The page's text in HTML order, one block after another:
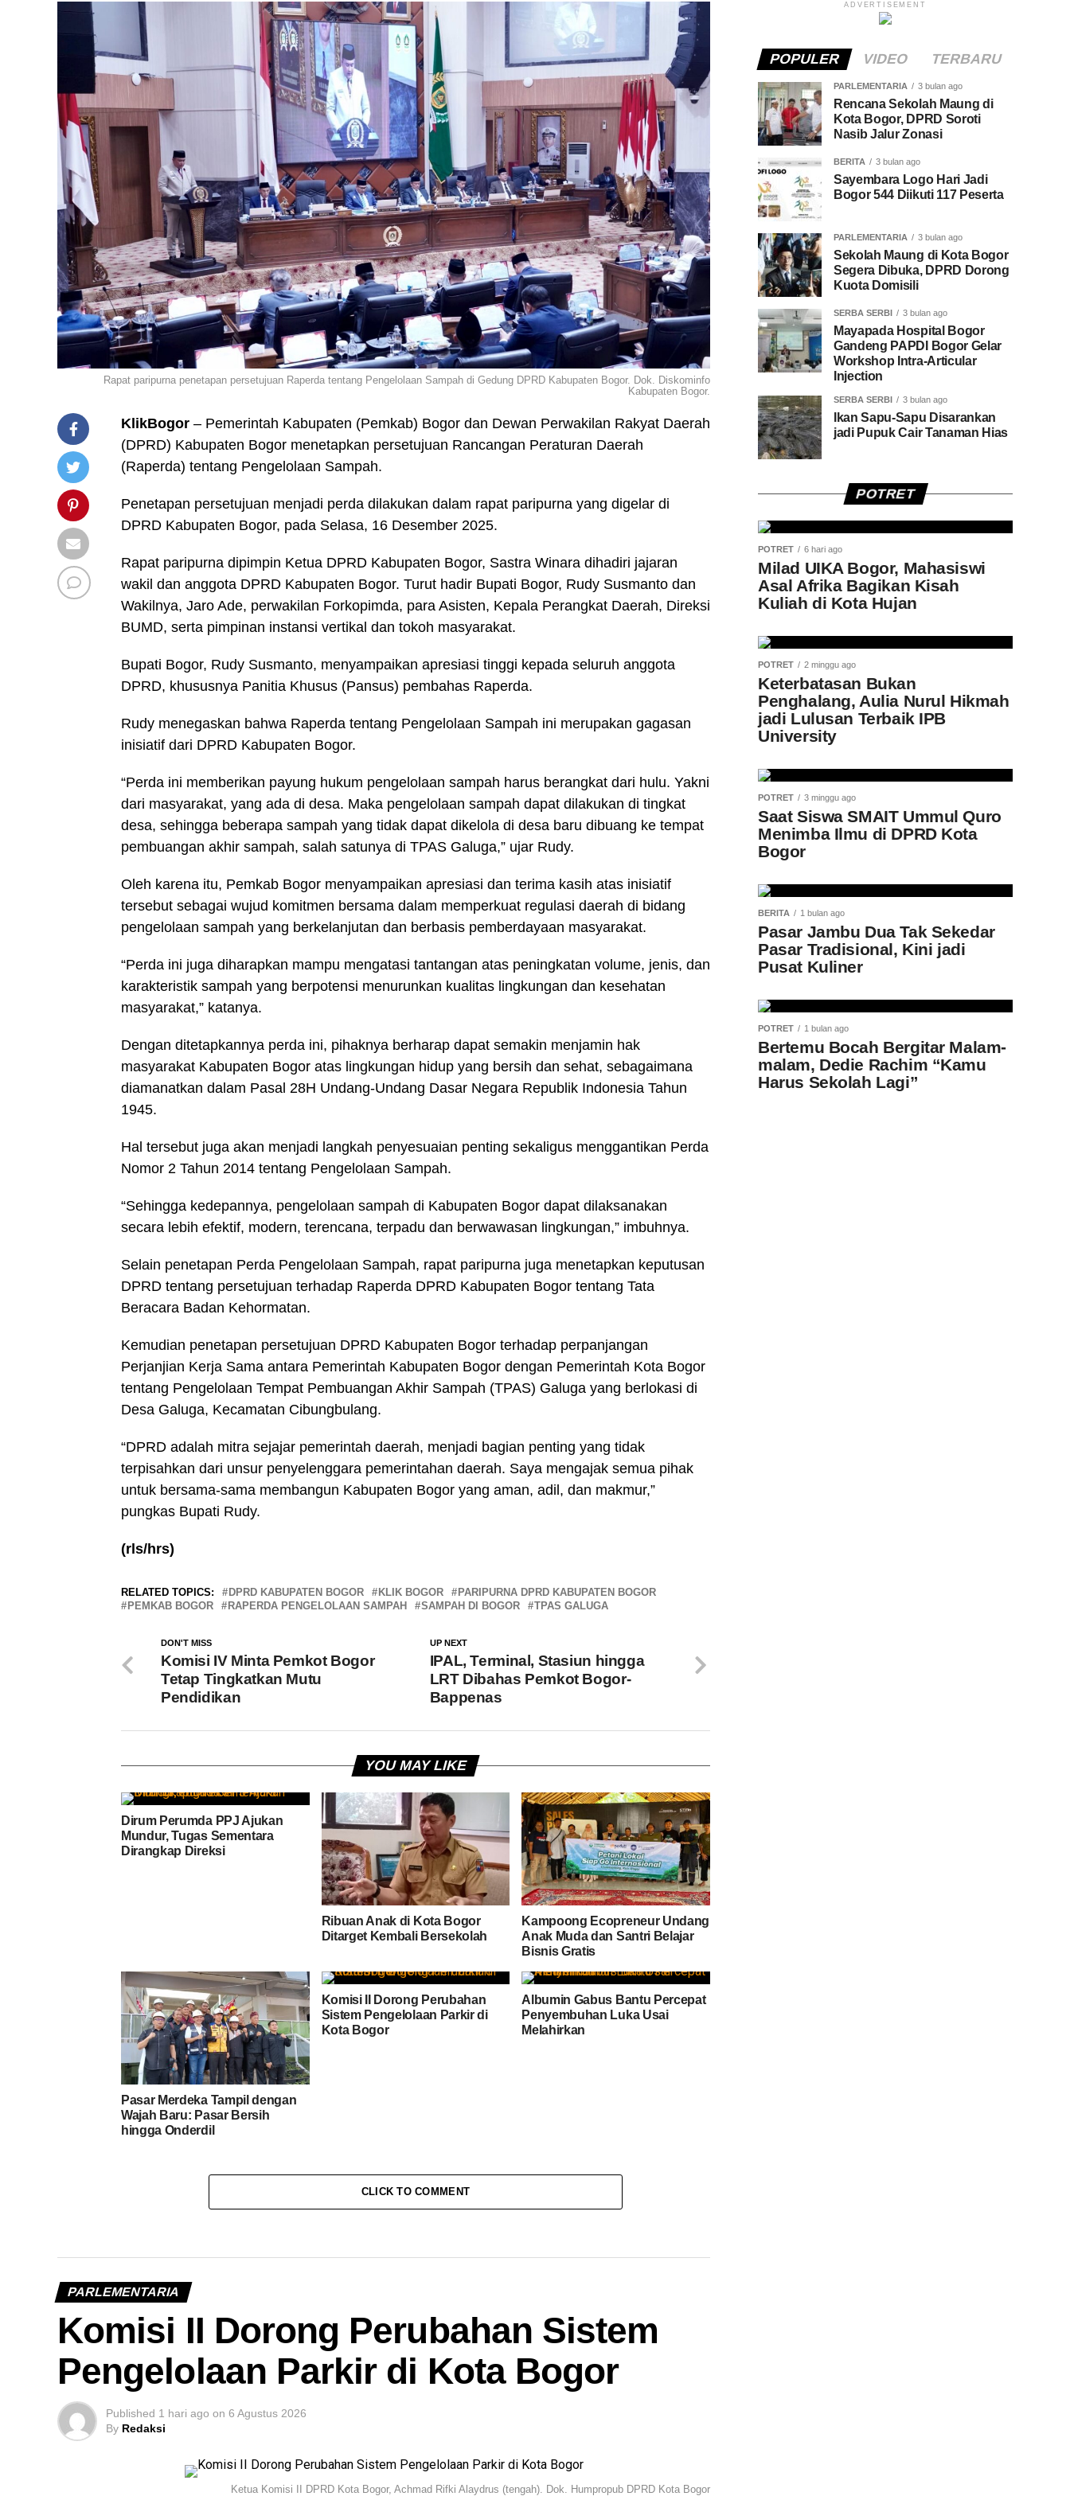
Rapat paripurna penetapan persetujuan Raperda tentang Pengelolaan Sampah di Gedung DPRD Kabupaten Bogor. Dok. Diskominfo
Kabupaten Bogor.
KlikBogor – Pemerintah Kabupaten (Pemkab) Bogor dan Dewan Perwakilan Rakyat Daerah
(DPRD) Kabupaten Bogor menetapkan persetujuan Rancangan Peraturan Daerah
(Raperda) tentang Pengelolaan Sampah.
Penetapan persetujuan menjadi perda dilakukan dalam rapat paripurna yang digelar di
DPRD Kabupaten Bogor, pada Selasa, 16 Desember 2025.
Rapat paripurna dipimpin Ketua DPRD Kabupaten Bogor, Sastra Winara dihadiri jajaran
wakil dan anggota DPRD Kabupaten Bogor. Turut hadir Bupati Bogor, Rudy Susmanto dan
Wakilnya, Jaro Ade, perwakilan Forkopimda, para Asisten, Kepala Perangkat Daerah, Direksi
BUMD, serta pimpinan instansi vertikal dan tokoh masyarakat.
Bupati Bogor, Rudy Susmanto, menyampaikan apresiasi tinggi kepada seluruh anggota
DPRD, khususnya Panitia Khusus (Pansus) pembahas Raperda.
Rudy menegaskan bahwa Raperda tentang Pengelolaan Sampah ini merupakan gagasan
inisiatif dari DPRD Kabupaten Bogor.
“Perda ini memberikan payung hukum pengelolaan sampah harus berangkat dari hulu. Yakni
dari masyarakat, yang ada di desa. Maka pengelolaan sampah dapat dilakukan di tingkat
desa, sehingga beberapa sampah yang tidak dapat dikelola di desa baru dibuang ke tempat
pembuangan akhir sampah, salah satunya di TPAS Galuga,” ujar Rudy.
Oleh karena itu, Pemkab Bogor menyampaikan apresiasi dan terima kasih atas inisiatif
tersebut sebagai wujud komitmen bersama dalam memperkuat regulasi daerah di bidang
pengelolaan sampah yang berkelanjutan dan berbasis pemberdayaan masyarakat.
“Perda ini juga diharapkan mampu mengatasi tantangan atas peningkatan volume, jenis, dan
karakteristik sampah yang berpotensi menurunkan kualitas lingkungan dan kesehatan
masyarakat,” katanya.
Dengan ditetapkannya perda ini, pihaknya berharap dapat semakin menjamin hak
masyarakat Kabupaten Bogor atas lingkungan hidup yang bersih dan sehat, sebagaimana
diamanatkan dalam Pasal 28H Undang-Undang Dasar Negara Republik Indonesia Tahun
1945.
Hal tersebut juga akan menjadi langkah penyesuaian penting sekaligus menggantikan Perda
Nomor 2 Tahun 2014 tentang Pengelolaan Sampah.
“Sehingga kedepannya, pengelolaan sampah di Kabupaten Bogor dapat dilaksanakan
secara lebih efektif, modern, terencana, terpadu dan berwawasan lingkungan,” imbuhnya.
Selain penetapan Perda Pengelolaan Sampah, rapat paripurna juga menetapkan keputusan
DPRD tentang persetujuan terhadap Raperda DPRD Kabupaten Bogor tentang Tata
Beracara Badan Kehormatan.
Kemudian penetapan persetujuan DPRD Kabupaten Bogor terhadap perpanjangan
Perjanjian Kerja Sama antara Pemerintah Kabupaten Bogor dengan Pemerintah Kota Bogor
tentang Pengelolaan Tempat Pembuangan Akhir Sampah (TPAS) Galuga yang berlokasi di
Desa Galuga, Kecamatan Cibungbulang.
“DPRD adalah mitra sejajar pemerintah daerah, menjadi bagian penting yang tidak
terpisahkan dari unsur penyelenggara pemerintahan daerah. Saya mengajak semua pihak
untuk bersama-sama membangun Kabupaten Bogor yang aman, adil, dan makmur,”
pungkas Bupati Rudy.
(rls/hrs)
RELATED TOPICS: DPRD KABUPATEN BOGOR KLIK BOGOR
PARIPURNA DPRD KABUPATEN BOGOR
PEMKAB BOGOR
RAPERDA PENGELOLAAN SAMPAH SAMPAH DI BOGOR TPAS GALUGA
UP NEXT
IPAL, Terminal, Stasiun hingga
LRT Dibahas Pemkot Bogor-
Bappenas
DON'T MISS
Komisi IV Minta Pemkot Bogor
Tetap Tingkatkan Mutu
Pendidikan
YOU MAY LIKE
Dirum Perumda PPJ Ajukan
Mundur, Tugas Sementara
Dirangkap Direksi
Ribuan Anak di Kota Bogor
Ditarget Kembali Bersekolah
Kampoong Ecopreneur Undang
Anak Muda dan Santri Belajar
Bisnis Gratis
Pasar Merdeka Tampil dengan
Wajah Baru: Pasar Bersih
hingga Onderdil
Komisi II Dorong Perubahan
Sistem Pengelolaan Parkir di
Kota Bogor
Albumin Gabus Bantu Percepat
Penyembuhan Luka Usai
Melahirkan
CLICK TO COMMENT
PARLEMENTARIA
Komisi II Dorong Perubahan Sistem
Pengelolaan Parkir di Kota Bogor
Published 1 hari ago on 6 Agustus 2026
By Redaksi
Ketua Komisi II DPRD Kota Bogor, Achmad Rifki Alaydrus (tengah). Dok. Humpropub DPRD Kota Bogor
ADVERTISEMENT
POPULER VIDEO TERBARU
PARLEMENTARIA 3 bulan ago
Rencana Sekolah Maung di
Kota Bogor, DPRD Soroti
Nasib Jalur Zonasi
BERITA 3 bulan ago
Sayembara Logo Hari Jadi
Bogor 544 Diikuti 117 Peserta
PARLEMENTARIA 3 bulan ago
Sekolah Maung di Kota Bogor
Segera Dibuka, DPRD Dorong
Kuota Domisili
SERBA SERBI 3 bulan ago
Mayapada Hospital Bogor
Gandeng PAPDI Bogor Gelar
Workshop Intra-Articular
Injection
SERBA SERBI 3 bulan ago
Ikan Sapu-Sapu Disarankan
jadi Pupuk Cair Tanaman Hias
POTRET
POTRET 6 hari ago
Milad UIKA Bogor, Mahasiswi
Asal Afrika Bagikan Kisah
Kuliah di Kota Hujan
POTRET 2 minggu ago
Keterbatasan Bukan
Penghalang, Aulia Nurul Hikmah
jadi Lulusan Terbaik IPB
University
POTRET 3 minggu ago
Saat Siswa SMAIT Ummul Quro
Menimba Ilmu di DPRD Kota
Bogor
BERITA 1 bulan ago
Pasar Jambu Dua Tak Sekedar
Pasar Tradisional, Kini jadi
Pusat Kuliner
POTRET 1 bulan ago
Bertemu Bocah Bergitar Malam-
malam, Dedie Rachim “Kamu
Harus Sekolah Lagi”